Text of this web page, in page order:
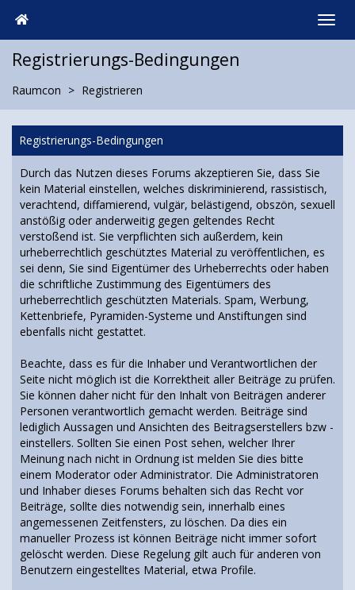
Registrierungs-Bedingungen
Raumcon Registrieren
Registrierungs-Bedingungen
Durch das Nutzen dieses Forums akzeptieren Sie, dass Sie
kein Material einstellen, welches diskriminierend, rassistisch,
verachtend, diffamierend, vulgär, belästigend, obszön, sexuell
anstößig oder anderweitig gegen geltendes Recht
verstoßend ist. Sie verpflichten sich außerdem, kein
urheberrechtlich geschütztes Material zu veröffentlichen, es
sei denn, Sie sind Eigentümer des Urheberrechts oder haben
die schriftliche Zustimmung des Eigentümers des
urheberrechtlich geschützten Materials. Spam, Werbung,
Kettenbriefe, Pyramiden-Systeme und Anstiftungen sind
ebenfalls nicht gestattet.
Beachte, dass es für die Inhaber und Verantwortlichen der
Seite nicht möglich ist die Korrektheit aller Beiträge zu prüfen.
Sie können daher nicht für den Inhalt von Beiträgen anderer
Personen verantwortlich gemacht werden. Beiträge sind
lediglich Aussagen und Ansichten des Beitragserstellers bzw -
einstellers. Sollten Sie einen Post sehen, welcher Ihrer
Meinung nach nicht in Ordnung ist melden Sie dies bitte
einem Moderator oder Administrator. Die Administratoren
und Inhaber dieses Forums behalten sich das Recht vor
Beiträge, sollte dies notwendig sein, innerhalb eines
angemessenen Zeitfensters, zu löschen. Da dies ein
manueller Prozess ist können Beiträge nicht immer sofort
gelöscht werden. Diese Regelung gilt auch für anderen von
Benutzern eingestelltes Material, etwa Profile.